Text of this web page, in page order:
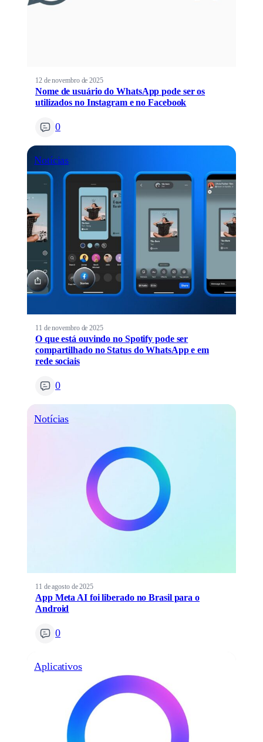
12 de novembro de 2025
Nome de usuário do WhatsApp pode ser os
utilizados no Instagram e no Facebook
0
Notícias
11 de novembro de 2025
O que está ouvindo no Spotify pode ser
compartilhado no Status do WhatsApp e em
rede sociais
0
Notícias
11 de agosto de 2025
App Meta AI foi liberado no Brasil para o
Android
0
Aplicativos